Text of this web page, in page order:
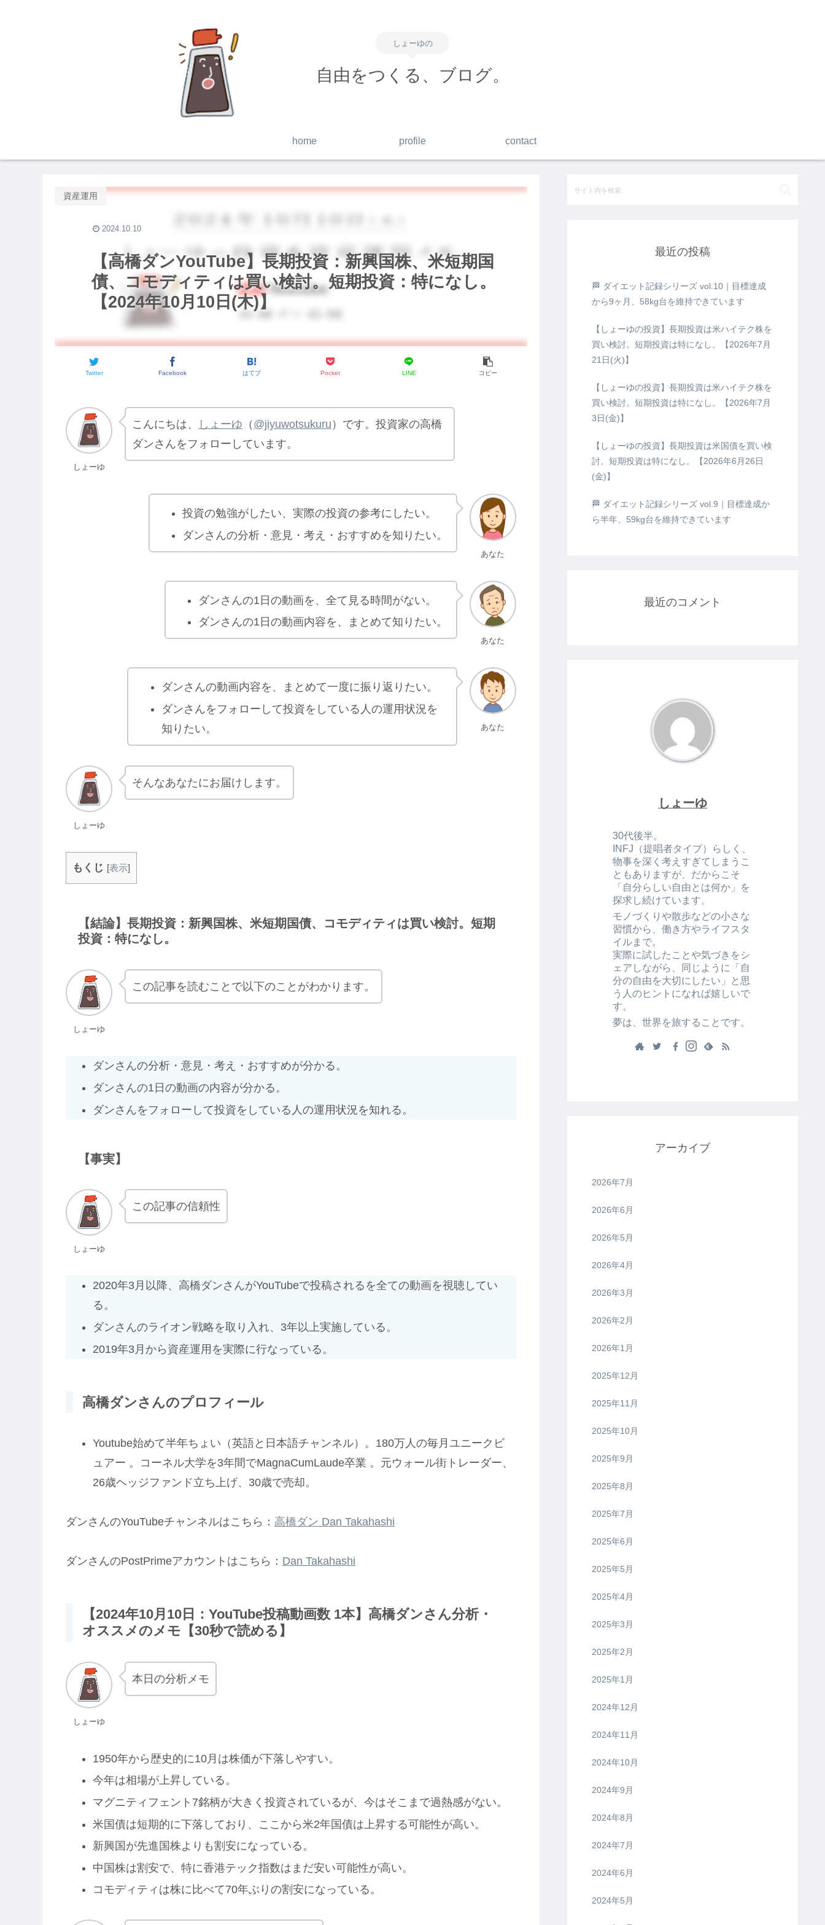
しょーゆの
自由をつくる、ブログ。
home profile contact
【高橋ダンYouTube】長期投資：新興国株、米短期国
債、コモディティは買い検討。短期投資：特になし。
【2024年10月10日(木)】
資産運用
Twitter Facebook はてブ Pocket LINE コピー
2024.10.10
しょーゆ
こんにちは、 しょーゆ （ @jiyuwotsukuru ）です。投資家の高橋
ダンさんをフォローしています。
あなた
投資の勉強がしたい、実際の投資の参考にしたい。
ダンさんの分析・意見・考え・おすすめを知りたい。
あなた
ダンさんの1日の動画を、全て見る時間がない。
ダンさんの1日の動画内容を、まとめて知りたい。
あなた
ダンさんの動画内容を、まとめて一度に振り返りたい。
ダンさんをフォローして投資をしている人の運用状況を
知りたい。
しょーゆ
そんなあなたにお届けします。
もくじ [表示]
【結論】長期投資：新興国株、米短期国債、コモディティは買い検討。短期
投資：特になし。
しょーゆ
この記事を読むことで以下のことがわかります。
ダンさんの分析・意見・考え・おすすめが分かる。
ダンさんの1日の動画の内容が分かる。
ダンさんをフォローして投資をしている人の運用状況を知れる。
【事実】
しょーゆ
この記事の信頼性
2020年3月以降、高橋ダンさんがYouTubeで投稿されるを全ての動画を視聴してい
る。
ダンさんのライオン戦略を取り入れ、3年以上実施している。
2019年3月から資産運用を実際に行なっている。
高橋ダンさんのプロフィール
Youtube始めて半年ちょい（英語と日本語チャンネル）。180万人の毎月ユニークビ
ュアー 。コーネル大学を3年間でMagnaCumLaude卒業 。元ウォール街トレーダー、
26歳ヘッジファンド立ち上げ、30歳で売却。
ダンさんのYouTubeチャンネルはこちら： 高橋ダン Dan Takahashi
ダンさんのPostPrimeアカウントはこちら： Dan Takahashi
【2024年10月10日：YouTube投稿動画数 1本】高橋ダンさん分析・
オススメのメモ【30秒で読める】
しょーゆ
本日の分析メモ
1950年から歴史的に10月は株価が下落しやすい。
今年は相場が上昇している。
マグニティフェント7銘柄が大きく投資されているが、今はそこまで過熱感がない。
米国債は短期的に下落しており、ここから米2年国債は上昇する可能性が高い。
新興国が先進国株よりも割安になっている。
中国株は割安で、特に香港テック指数はまだ安い可能性が高い。
コモディティは株に比べて70年ぶりの割安になっている。
最近の投稿
🏁 ダイエット記録シリーズ vol.10｜目標達成
から9ヶ月、58kg台を維持できています
【しょーゆの投資】長期投資は米ハイテク株を
買い検討。短期投資は特になし。【2026年7月
21日(火)】
【しょーゆの投資】長期投資は米ハイテク株を
買い検討。短期投資は特になし。【2026年7月
3日(金)】
【しょーゆの投資】長期投資は米国債を買い検
討。短期投資は特になし。【2026年6月26日
(金)】
🏁 ダイエット記録シリーズ vol.9｜目標達成か
ら半年、59kg台を維持できています
最近のコメント
しょーゆ
30代後半。
INFJ（提唱者タイプ）らしく、
物事を深く考えすぎてしまうこ
ともありますが、だからこそ
「自分らしい自由とは何か」を
探求し続けています。
モノづくりや散歩などの小さな
習慣から、働き方やライフスタ
イルまで。
実際に試したことや気づきをシ
ェアしながら、同じように「自
分の自由を大切にしたい」と思
う人のヒントになれば嬉しいで
す。
夢は、世界を旅することです。
アーカイブ
2026年7月
2026年6月
2026年5月
2026年4月
2026年3月
2026年2月
2026年1月
2025年12月
2025年11月
2025年10月
2025年9月
2025年8月
2025年7月
2025年6月
2025年5月
2025年4月
2025年3月
2025年2月
2025年1月
2024年12月
2024年11月
2024年10月
2024年9月
2024年8月
2024年7月
2024年6月
2024年5月